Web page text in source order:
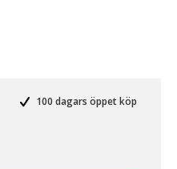
100 dagars öppet köp